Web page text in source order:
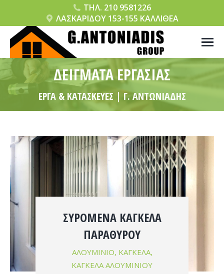
ΤΗΛ. 210 9581226
ΛΑΣΚΑΡΙΔΟΥ 153-155 ΚΑΛΛΙΘΕΑ
ΔΕΙΓΜΑΤΑ ΕΡΓΑΣΙΑΣ
ΕΡΓΑ & ΚΑΤΑΣΚΕΥΕΣ | Γ. ΑΝΤΩΝΙΑΔΗΣ
ΣΥΡΌΜΕΝΑ ΚΆΓΚΕΛΑ
ΠΑΡΑΘΎΡΟΥ
ΑΛΟΥΜΙΝΙΟ, ΚΑΓΚΕΛΑ,
ΚΑΓΚΕΛΑ ΑΛΟΥΜΙΝΙΟΥ